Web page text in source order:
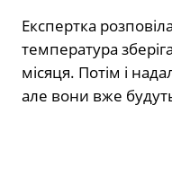
Експертка
температура
місяця. Потім і
але вони вже